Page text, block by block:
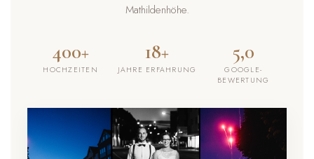
Mathildenhöhe.
400+
HOCHZEITEN
18+
JAHRE ERFAHRUNG
5,0
GOOGLE-
BEWERTUNG